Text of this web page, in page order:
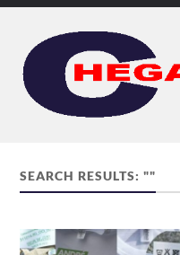
SEARCH RESULTS: ""